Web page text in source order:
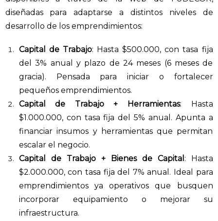
diseñadas para adaptarse a distintos niveles de
desarrollo de los emprendimientos:
Capital de Trabajo: Hasta $500.000, con tasa fija
del 3% anual y plazo de 24 meses (6 meses de
gracia). Pensada para iniciar o fortalecer
pequeños emprendimientos.
Capital de Trabajo + Herramientas: Hasta
$1.000.000, con tasa fija del 5% anual. Apunta a
financiar insumos y herramientas que permitan
escalar el negocio.
Capital de Trabajo + Bienes de Capital : Hasta
$2.000.000, con tasa fija del 7% anual. Ideal para
emprendimientos ya operativos que busquen
incorporar equipamiento o mejorar su
infraestructura.